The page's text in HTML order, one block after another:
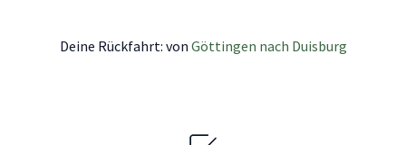
Deine Rückfahrt: von Göttingen nach Duisburg